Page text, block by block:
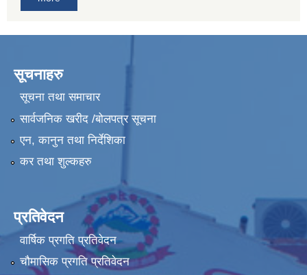
सूचनाहरु
सूचना तथा समाचार
सार्वजनिक खरीद /बोलपत्र सूचना
एन, कानुन तथा निर्देशिका
कर तथा शुल्कहरु
प्रतिवेदन
वार्षिक प्रगति प्रतिवेदन
चौमासिक प्रगति प्रतिवेदन